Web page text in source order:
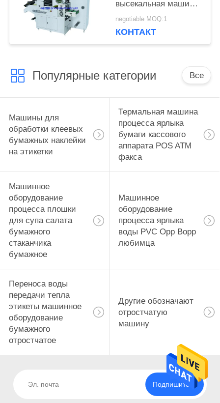
высекальная машина
с продольной резкой
negotiable MOQ:1
КОНТАКТ
Популярные категории Все
Машины для
обработки клеевых
бумажных наклейки
на этикетки
Термальная машина
процесса ярлыка
бумаги кассового
аппарата POS ATM
факса
Машинное
оборудование
процесса плошки
для супа салата
бумажного
стаканчика
бумажное
Машинное
оборудование
процесса ярлыка
воды PVC Opp Bopp
любимца
Переноса воды
передачи тепла
этикеты машинное
оборудование
бумажного
отростчатое
Другие обозначают
отростчатую
машину
Подпишитесь